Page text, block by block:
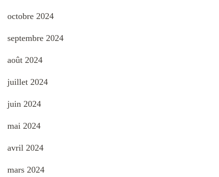
octobre 2024
septembre 2024
août 2024
juillet 2024
juin 2024
mai 2024
avril 2024
mars 2024